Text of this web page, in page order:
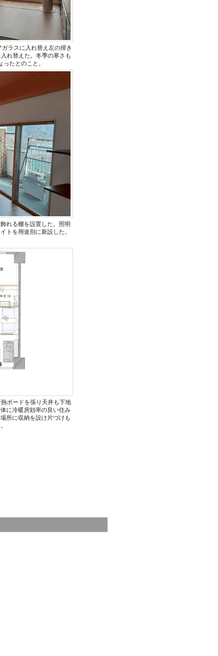
ラスに入れ替え左の掃き
れ替えた。冬季の寒さも
たとのこと。
れる棚を設置した。照明
トを用途別に新設した。
ボードを張り天井も下地
に冷暖房効率の良い住み
所に収納を設け片づけも